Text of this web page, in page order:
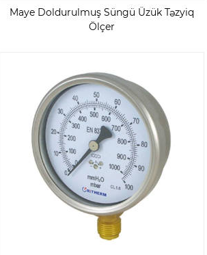
Maye Doldurulmuş Süngü Üzük Təzyiq
Ölçer